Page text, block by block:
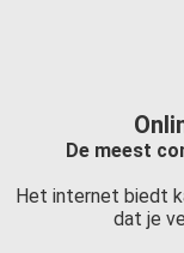
De meest
Het internet biedt
dat je